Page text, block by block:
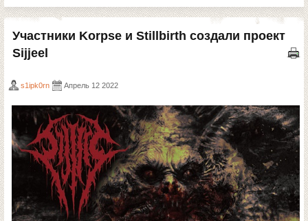
Участники Korpse и Stillbirth создали проект
Sijjeel
s1ipk0rn Апрель 12 2022